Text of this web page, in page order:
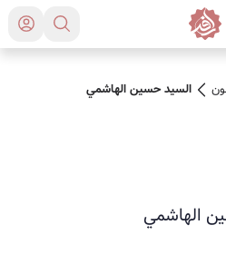
السيد حسين الهاشمي
الهاشمي